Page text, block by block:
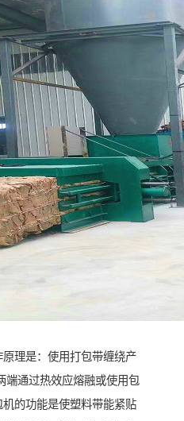
理是：使用打包带缠绕产
端通过热效应熔融或使用包
的功能是使塑料带能紧贴